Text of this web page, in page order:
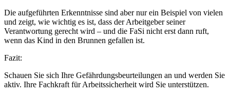
Die aufgeführten Erkenntnisse sind aber nur ein Beispiel von vielen
und zeigt, wie wichtig es ist, dass der Arbeitgeber seiner
Verantwortung gerecht wird – und die FaSi nicht erst dann ruft,
wenn das Kind in den Brunnen gefallen ist.
Fazit:
Schauen Sie sich Ihre Gefährdungsbeurteilungen an und werden Sie
aktiv. Ihre Fachkraft für Arbeitssicherheit wird Sie unterstützen.